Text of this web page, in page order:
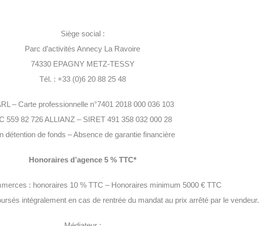
Siège social :
Parc d’activités Annecy La Ravoire
74330 EPAGNY METZ-TESSY
Tél. : +33 (0)6 20 88 25 48
– Carte professionnelle n°7401 2018 000 036 103
559 82 726 ALLIANZ – SIRET 491 358 032 000 28
détention de fonds – Absence de garantie financière
Honoraires d’agence 5 % TTC*
: honoraires 10 % TTC – Honoraires minimum 5000 € TTC
intégralement en cas de rentrée du mandat au prix arrêté par le vendeur.